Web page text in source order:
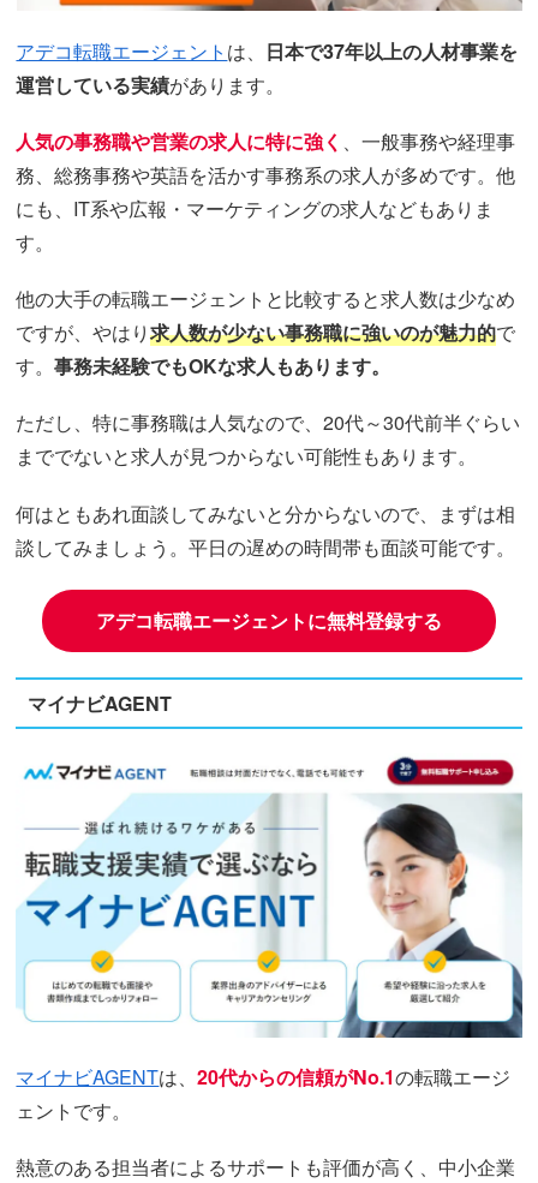
アデコ転職エージェント は、 日本で37年以上の人材事業を
運営している実績があります。
人気の事務職や営業の求人に特に強く 、一般事務や経理事
務、総務事務や英語を活かす事務系の求人が多めです。他
にも、IT系や広報・マーケティングの求人などもありま
す。
他の大手の転職エージェントと比較すると求人数は少なめ
ですが、やはり求人数が少ない事務職に強いのが魅力的で
す。事務未経験でもOKな求人もあります。
ただし、特に事務職は人気なので、20代～30代前半ぐらい
まででないと求人が見つからない可能性もあります。
何はともあれ面談してみないと分からないので、まずは相
談してみましょう。平日の遅めの時間帯も面談可能です。
アデコ転職エージェントに無料登録する
マイナビAGENT
マイナビAGENTは、20代からの信頼がNo.1の転職エージ
ェントです。
熱意のある担当者によるサポートも評価が高く、中小企業